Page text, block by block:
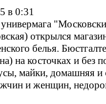
в 0:31
открылся
белья.
на косточках и без
майки, домашняя и
и женщин,